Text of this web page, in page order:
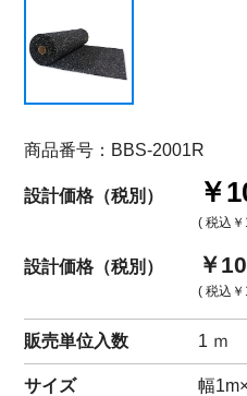
商品番号：BBS-2001R
設計価格（税別） ￥
( 税込
設計価格（税別） ￥
( 税込
販売単位入数 1 ｍ
サイズ 幅